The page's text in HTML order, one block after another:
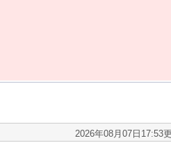
2026年08月07日17:53